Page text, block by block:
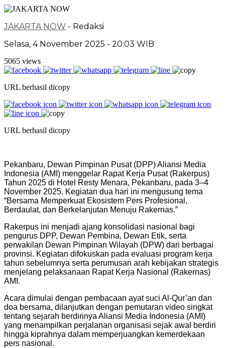
JAKARTA NOW - Redaksi
Selasa, 4 November 2025 - 20:03 WIB
5065 views
URL berhasil dicopy
URL berhasil dicopy
Pekanbaru, Dewan Pimpinan Pusat (DPP) Aliansi Media
Indonesia (AMI) menggelar Rapat Kerja Pusat (Rakerpus)
Tahun 2025 di Hotel Resty Menara, Pekanbaru, pada 3–4
November 2025. Kegiatan dua hari ini mengusung tema
“Bersama Memperkuat Ekosistem Pers Profesional,
Berdaulat, dan Berkelanjutan Menuju Rakernas.”
Rakerpus ini menjadi ajang konsolidasi nasional bagi
pengurus DPP, Dewan Pembina, Dewan Etik, serta
perwakilan Dewan Pimpinan Wilayah (DPW) dari berbagai
provinsi. Kegiatan difokuskan pada evaluasi program kerja
tahun sebelumnya serta perumusan arah kebijakan strategis
menjelang pelaksanaan Rapat Kerja Nasional (Rakernas)
AMI.
Acara dimulai dengan pembacaan ayat suci Al-Qur’an dan
doa bersama, dilanjutkan dengan pemutaran video singkat
tentang sejarah berdirinya Aliansi Media Indonesia (AMI)
yang menampilkan perjalanan organisasi sejak awal berdiri
hingga kiprahnya dalam memperjuangkan kemerdekaan
pers nasional.